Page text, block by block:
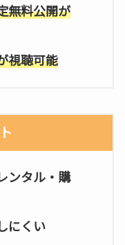
無料公開が
視聴可能
ンタル・購
にくい